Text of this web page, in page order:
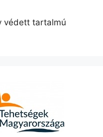
védett tartalmú